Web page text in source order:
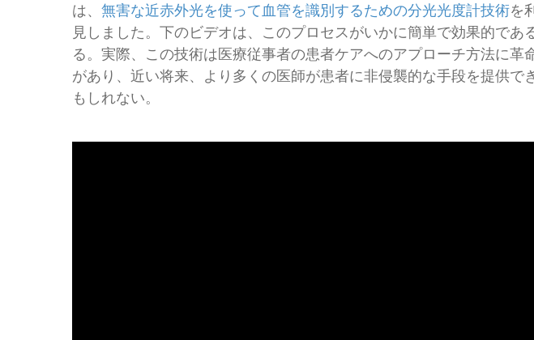
は、 無害な近赤外光を使って血管を識別するための分光光度計技術を
見しました。下のビデオは、このプロセスがいかに簡単で効果的であ
る。実際、この技術は医療従事者の患者ケアへのアプローチ方法に革
があり、近い将来、より多くの医師が患者に非侵襲的な手段を提供で
もしれない。